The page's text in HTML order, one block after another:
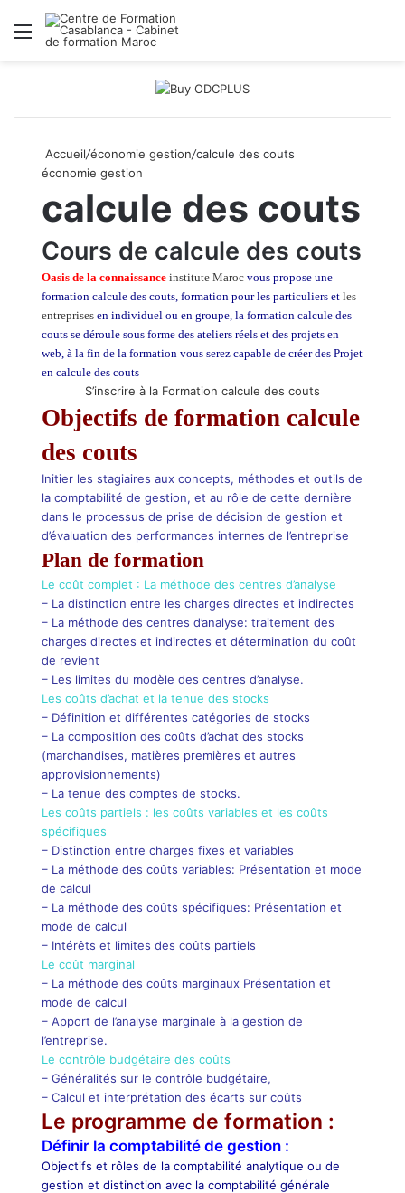
Menu
Accueil/économie gestion/calcule des couts
économie gestion
calcule des couts
Cours de calcule des couts
Oasis de la connaissance institute Maroc vous propose une
formation calcule des couts, formation pour les particuliers et les
entreprises en individuel ou en groupe, la formation calcule des
couts se déroule sous forme des ateliers réels et des projets en
web, à la fin de la formation vous serez capable de créer des Projet
en calcule des couts
S’inscrire à la Formation calcule des couts
Objectifs de formation calcule
des couts
Initier les stagiaires aux concepts, méthodes et outils de
la comptabilité de gestion, et au rôle de cette dernière
dans le processus de prise de décision de gestion et
d’évaluation des performances internes de l’entreprise
Plan de formation
Le coût complet : La méthode des centres d’analyse
– La distinction entre les charges directes et indirectes
– La méthode des centres d’analyse: traitement des
charges directes et indirectes et détermination du coût
de revient
– Les limites du modèle des centres d’analyse.
Les coûts d’achat et la tenue des stocks
– Définition et différentes catégories de stocks
– La composition des coûts d’achat des stocks
(marchandises, matières premières et autres
approvisionnements)
– La tenue des comptes de stocks.
Les coûts partiels : les coûts variables et les coûts
spécifiques
– Distinction entre charges fixes et variables
– La méthode des coûts variables: Présentation et mode
de calcul
– La méthode des coûts spécifiques: Présentation et
mode de calcul
– Intérêts et limites des coûts partiels
Le coût marginal
– La méthode des coûts marginaux Présentation et
mode de calcul
– Apport de l’analyse marginale à la gestion de
l’entreprise.
Le contrôle budgétaire des coûts
– Généralités sur le contrôle budgétaire,
– Calcul et interprétation des écarts sur coûts
Le programme de formation :
Définir la comptabilité de gestion :
Objectifs et rôles de la comptabilité analytique ou de
gestion et distinction avec la comptabilité générale